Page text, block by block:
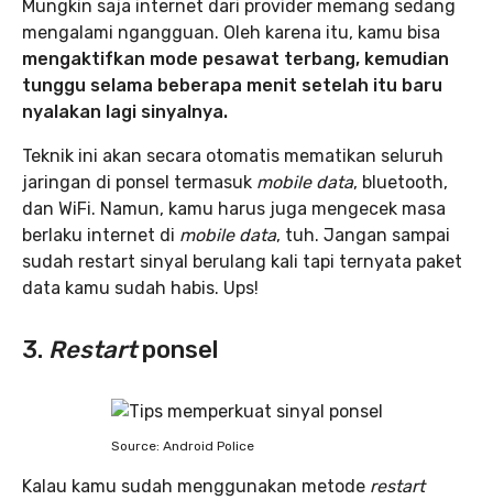
Mungkin saja internet dari provider memang sedang
mengalami ngangguan. Oleh karena itu, kamu bisa
mengaktifkan mode pesawat terbang, kemudian
tunggu selama beberapa menit setelah itu baru
nyalakan lagi sinyalnya.
Teknik ini akan secara otomatis mematikan seluruh
jaringan di ponsel termasuk mobile data, bluetooth,
dan WiFi. Namun, kamu harus juga mengecek masa
berlaku internet di mobile data, tuh. Jangan sampai
sudah restart sinyal berulang kali tapi ternyata paket
data kamu sudah habis. Ups!
3. Restartponsel
Source: Android Police
Kalau kamu sudah menggunakan metode restart